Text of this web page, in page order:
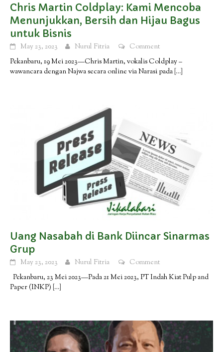
Chris Martin Coldplay: Kami Mencoba
Menunjukkan, Bersih dan Hijau Bagus
untuk Bisnis
May 23, 2023 Nurul Fitria
Comment
Pekanbaru, 19 Mei 2023—Chris Martin, vokalis Coldplay –
wawancara dengan Najwa secara online via Narasi pada […]
Uang Nasabah di Bank Diincar Sinarmas
Grup
May 23, 2023 Nurul Fitria
Comment
Pekanbaru, 23 Mei 2023—Pada 21 Mei 2023, PT Indah Kiat Pulp and
Paper (INKP) […]